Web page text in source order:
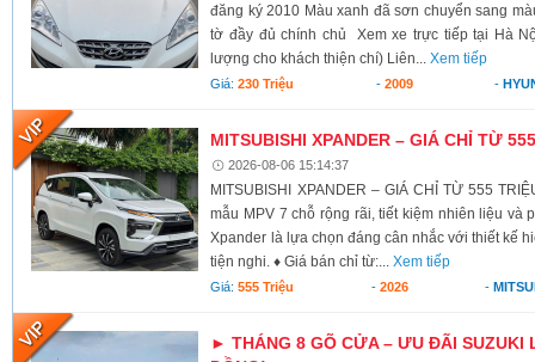
đăng ký 2010 Màu xanh đã sơn chuyển sang
tờ đầy đủ chính chủ Xem xe trực tiếp tại Hà
lượng cho khách thiện chí) Liên...Xem tiếp
Giá:230 Triệu - 2009 -
MITSUBISHI XPANDER – GIÁ CHỈ TỪ
2026-08-06 15:14:37
MITSUBISHI XPANDER – GIÁ CHỈ TỪ 555
mẫu MPV 7 chỗ rộng rãi, tiết kiệm nhiên liệu và
Xpander là lựa chọn đáng cân nhắc với thiết kế
tiện nghi. ♦ Giá bán chỉ từ:...Xem tiếp
Giá:555 Triệu - 2026 -
► THÁNG 8 GÕ CỬA – ƯU ĐÃI SUZUKI